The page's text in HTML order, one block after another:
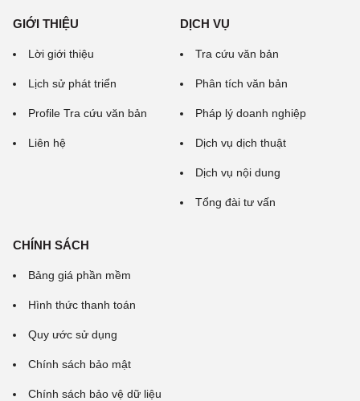
GIỚI THIỆU
Lời giới thiệu
Lịch sử phát triển
Profile Tra cứu văn bản
Liên hệ
DỊCH VỤ
Tra cứu văn bản
Phân tích văn bản
Pháp lý doanh nghiệp
Dịch vụ dịch thuật
Dịch vụ nội dung
Tổng đài tư vấn
CHÍNH SÁCH
Bảng giá phần mềm
Hình thức thanh toán
Quy ước sử dụng
Chính sách bảo mật
Chính sách bảo vệ dữ liệu